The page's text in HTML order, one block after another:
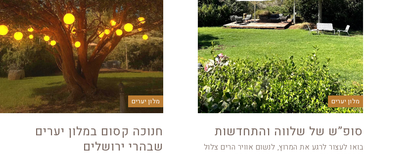
מלון יערים
סופ”ש של שלווה והתחדשות
בואו לעצור לרגע את המרוץ, לנשום אוויר הרים צלול
מלון יערים
חנוכה קסום במלון יערים
שבהרי ירושלים